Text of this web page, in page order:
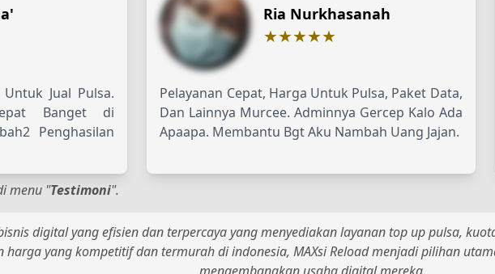
Jual Pulsa.
Banget di
Penghasilan
Ria Nurkhasanah
★★★★★
Pelayanan Cepat, Harga Untuk Pulsa, Paket Data,
Dan Lainnya Murcee. Adminnya Gercep Kalo Ada
Apaapa. Membantu Bgt Aku Nambah Uang Jajan.
menu "Testimoni".
digital yang efisien dan terpercaya yang menyediakan layanan top up pulsa,
harga yang kompetitif dan termurah di indonesia, MAXsi Reload menjadi pilihan